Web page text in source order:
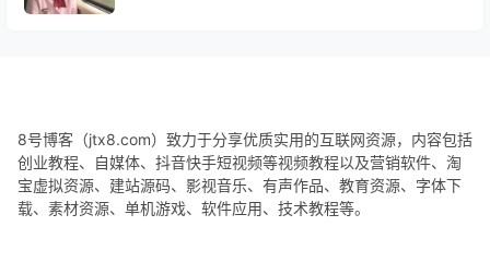
8号博客（jtx8.com）致力于分享优质实用的互联网资源，内容包括
创业教程、自媒体、抖音快手短视频等视频教程以及营销软件、淘
宝虚拟资源、建站源码、影视音乐、有声作品、教育资源、字体下
载、素材资源、单机游戏、软件应用、技术教程等。